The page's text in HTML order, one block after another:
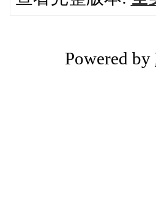
Powered by